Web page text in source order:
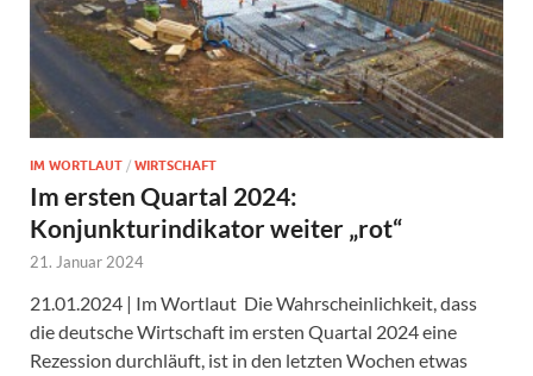
IM WORTLAUT / WIRTSCHAFT
Im ersten Quartal 2024:
Konjunkturindikator weiter „rot“
21. Januar 2024
21.01.2024 | Im Wortlaut Die Wahrscheinlichkeit, dass
die deutsche Wirtschaft im ersten Quartal 2024 eine
Rezession durchläuft, ist in den letzten Wochen etwas